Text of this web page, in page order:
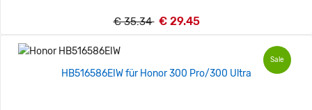
€ 35.34 € 29.45
Sale
HB516586EIW für Honor 300 Pro/300 Ultra